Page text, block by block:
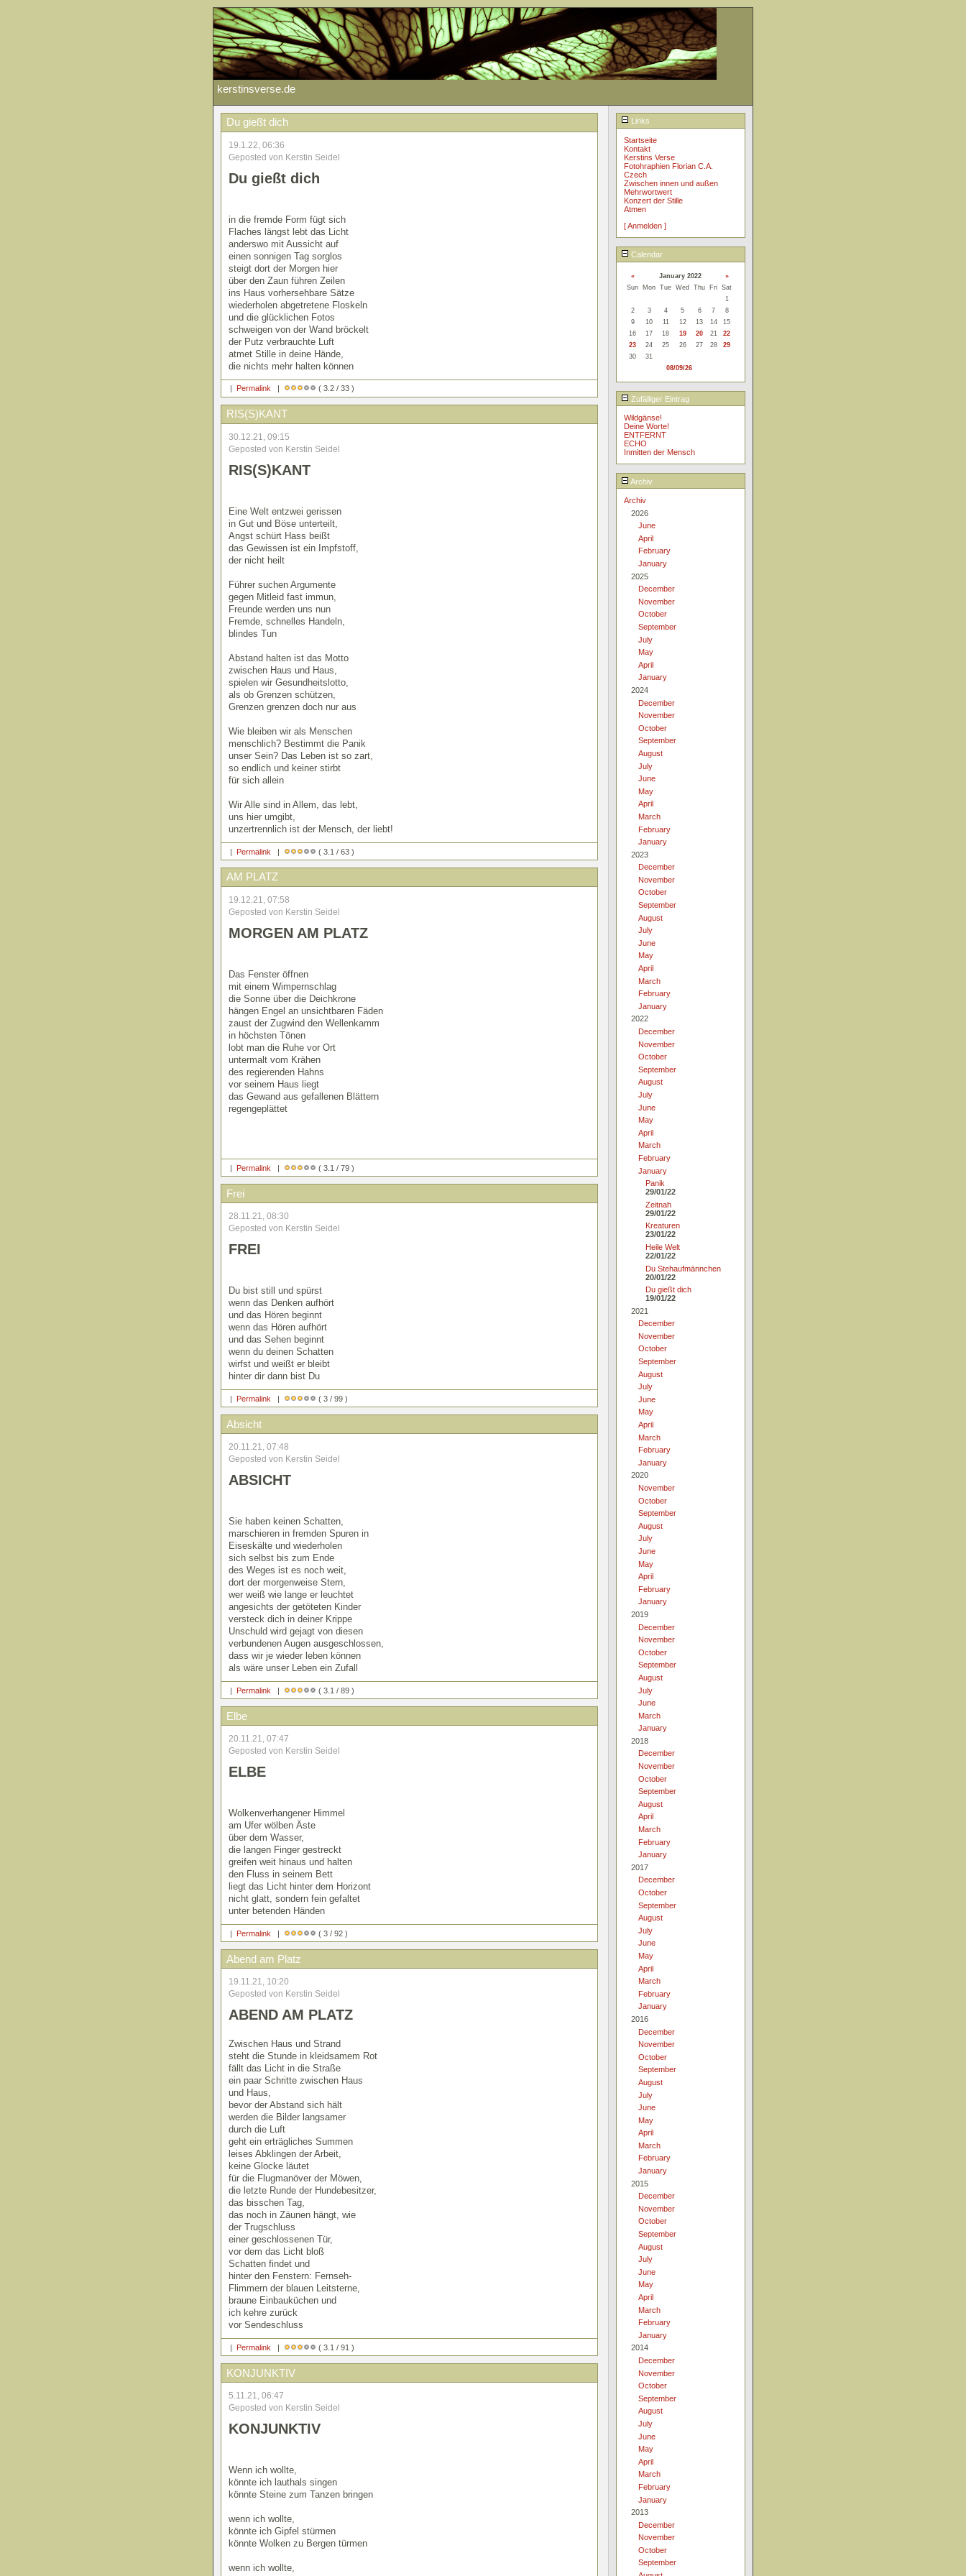
kerstinsverse.de
Links
Startseite
Kontakt
Kerstins Verse
Fotohraphien Florian C.A.
Czech
Zwischen innen und außen
Mehrwortwert
Konzert der Stille
Atmen
[ Anmelden ]
Calendar
« January 2022
»
Sun
Mon Tue Wed Thu Fri Sat
1
2
3 4 5 6 7
8
9
10 11 12 13 14
15
16
17 18 19 20 21
22
23
24 25 26 27 28
29
30
31
08/09/26
Zufälliger Eintrag
Wildgänse!
Deine Worte!
ENTFERNT
ECHO
Inmitten der Mensch
Archiv
Archiv
2026
June
April
February
January
2025
December
November
October
September
July
May
April
January
2024
December
November
October
September
August
July
June
May
April
March
February
January
2023
December
November
October
September
August
July
June
May
April
March
February
January
2022
December
November
October
September
August
July
June
May
April
March
February
January
Panik
29/01/22
Zeitnah
29/01/22
Kreaturen
23/01/22
Heile Welt
22/01/22
Du Stehaufmännchen
20/01/22
Du gießt dich
19/01/22
2021
December
November
October
September
August
July
June
May
April
March
February
January
2020
November
October
September
August
July
June
May
April
February
January
2019
December
November
October
September
August
July
June
March
January
2018
December
November
October
September
August
April
March
February
January
2017
December
October
September
August
July
June
May
April
March
February
January
2016
December
November
October
September
August
July
June
May
April
March
February
January
2015
December
November
October
September
August
July
June
May
April
March
February
January
2014
December
November
October
September
August
July
June
May
April
March
February
January
2013
December
November
October
September
Du gießt dich
19.1.22, 06:36
Geposted von Kerstin Seidel
Du gießt dich
in die fremde Form fügt sich
Flaches längst lebt das Licht
anderswo mit Aussicht auf
einen sonnigen Tag sorglos
steigt dort der Morgen hier
über den Zaun führen Zeilen
ins Haus vorhersehbare Sätze
wiederholen abgetretene Floskeln
und die glücklichen Fotos
schweigen von der Wand bröckelt
der Putz verbrauchte Luft
atmet Stille in deine Hände,
die nichts mehr halten können
Permalink| ( 3.2 / 33 )
RIS(S)KANT
30.12.21, 09:15
Geposted von Kerstin Seidel
RIS(S)KANT
Eine Welt entzwei gerissen
in Gut und Böse unterteilt,
Angst schürt Hass beißt
das Gewissen ist ein Impfstoff,
der nicht heilt
Führer suchen Argumente
gegen Mitleid fast immun,
Freunde werden uns nun
Fremde, schnelles Handeln,
blindes Tun
Abstand halten ist das Motto
zwischen Haus und Haus,
spielen wir Gesundheitslotto,
als ob Grenzen schützen,
Grenzen grenzen doch nur aus
Wie bleiben wir als Menschen
menschlich? Bestimmt die Panik
unser Sein? Das Leben ist so zart,
so endlich und keiner stirbt
für sich allein
Wir Alle sind in Allem, das lebt,
uns hier umgibt,
unzertrennlich ist der Mensch, der liebt!
| Permalink | ( 3.1 / 63 )
AM PLATZ
19.12.21, 07:58
Geposted von Kerstin Seidel
MORGEN AM PLATZ
Das Fenster öffnen
mit einem Wimpernschlag
die Sonne über die Deichkrone
hängen Engel an unsichtbaren Fäden
zaust der Zugwind den Wellenkamm
in höchsten Tönen
lobt man die Ruhe vor Ort
untermalt vom Krähen
des regierenden Hahns
vor seinem Haus liegt
das Gewand aus gefallenen Blättern
regengeplättet
| Permalink | ( 3.1 / 79 )
Frei
28.11.21, 08:30
Geposted von Kerstin Seidel
FREI
Du bist still und spürst
wenn das Denken aufhört
und das Hören beginnt
wenn das Hören aufhört
und das Sehen beginnt
wenn du deinen Schatten
wirfst und weißt er bleibt
hinter dir dann bist Du
| Permalink | ( 3 / 99 )
Absicht
20.11.21, 07:48
Geposted von Kerstin Seidel
ABSICHT
Sie haben keinen Schatten,
marschieren in fremden Spuren in
Eiseskälte und wiederholen
sich selbst bis zum Ende
des Weges ist es noch weit,
dort der morgenweise Stern,
wer weiß wie lange er leuchtet
angesichts der getöteten Kinder
versteck dich in deiner Krippe
Unschuld wird gejagt von diesen
verbundenen Augen ausgeschlossen,
dass wir je wieder leben können
als wäre unser Leben ein Zufall
| Permalink | ( 3.1 / 89 )
Elbe
20.11.21, 07:47
Geposted von Kerstin Seidel
ELBE
Wolkenverhangener Himmel
am Ufer wölben Äste
über dem Wasser,
die langen Finger gestreckt
greifen weit hinaus und halten
den Fluss in seinem Bett
liegt das Licht hinter dem Horizont
nicht glatt, sondern fein gefaltet
unter betenden Händen
| Permalink | ( 3 / 92 )
Abend am Platz
19.11.21, 10:20
Geposted von Kerstin Seidel
ABEND AM PLATZ
Zwischen Haus und Strand
steht die Stunde in kleidsamem Rot
fällt das Licht in die Straße
ein paar Schritte zwischen Haus
und Haus,
bevor der Abstand sich hält
werden die Bilder langsamer
durch die Luft
geht ein erträgliches Summen
leises Abklingen der Arbeit,
keine Glocke läutet
für die Flugmanöver der Möwen,
die letzte Runde der Hundebesitzer,
das bisschen Tag,
das noch in Zäunen hängt, wie
der Trugschluss
einer geschlossenen Tür,
vor dem das Licht bloß
Schatten findet und
hinter den Fenstern: Fernseh-
Flimmern der blauen Leitsterne,
braune Einbauküchen und
ich kehre zurück
vor Sendeschluss
| Permalink | ( 3.1 / 91 )
KONJUNKTIV
5.11.21, 06:47
Geposted von Kerstin Seidel
KONJUNKTIV
Wenn ich wollte,
könnte ich lauthals singen
könnte Steine zum Tanzen bringen
wenn ich wollte,
könnte ich Gipfel stürmen
könnte Wolken zu Bergen türmen
wenn ich wollte,